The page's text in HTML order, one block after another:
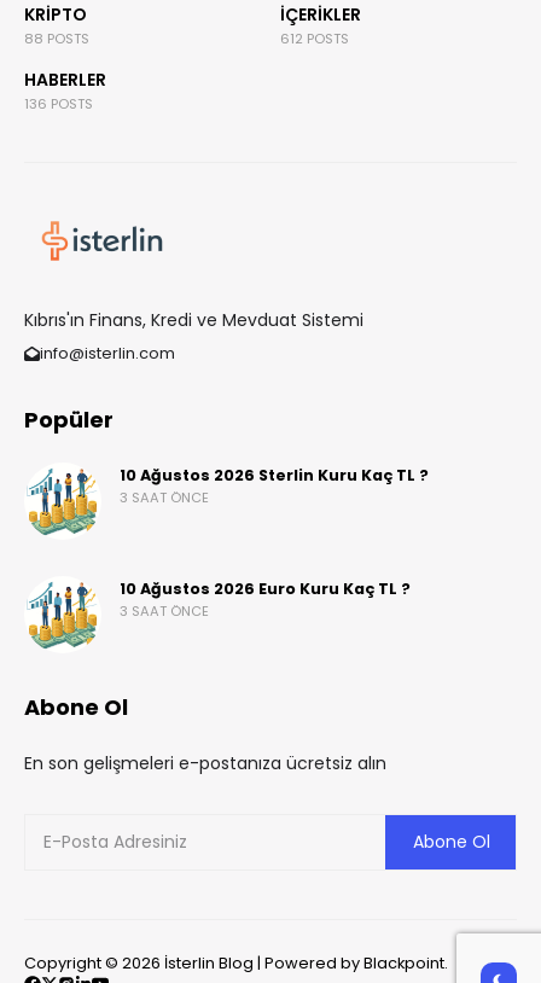
KRIPTO
88 POSTS
İÇERIKLER
612 POSTS
HABERLER
136 POSTS
Kıbrıs'ın Finans, Kredi ve Mevduat Sistemi
info@isterlin.com
Popüler
10 Ağustos 2026 Sterlin Kuru Kaç TL ?
3 SAAT ÖNCE
10 Ağustos 2026 Euro Kuru Kaç TL ?
3 SAAT ÖNCE
Abone Ol
En son gelişmeleri e-postanıza ücretsiz alın
Copyright © 2026 İsterlin Blog | Powered by Blackpoint.